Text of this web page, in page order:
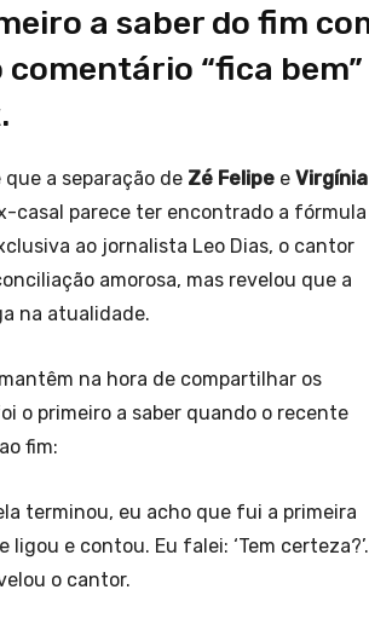
a saber do fim
“fica bem”
a separação de Zé Felipe e Virgínia
casal parece ter encontrado a fórmula
ao jornalista Leo Dias, o cantor
amorosa, mas revelou que a
na atualidade.
na hora de compartilhar os
o primeiro a saber quando o recente
fim:
terminou, eu acho que fui a primeira
e contou. Eu falei: ‘Tem certeza?’.
o cantor.